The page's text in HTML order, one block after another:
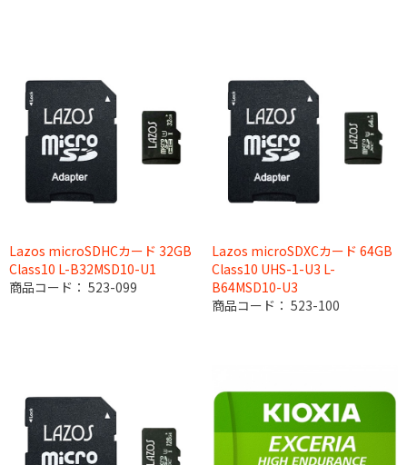
Lazos microSDHCカード 32GB
Class10 L-B32MSD10-U1
商品コード： 523-099
Lazos microSDXCカード 64GB
Class10 UHS-1-U3 L-
B64MSD10-U3
商品コード： 523-100